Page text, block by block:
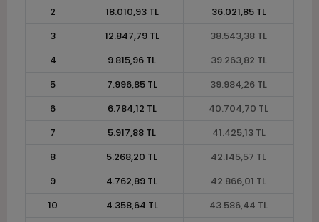
2
18.010,93 TL
36.021,85 TL
3
12.847,79 TL
38.543,38 TL
4
9.815,96 TL
39.263,82 TL
5
7.996,85 TL
39.984,26 TL
6
6.784,12 TL
40.704,70 TL
7
5.917,88 TL
41.425,13 TL
8
5.268,20 TL
42.145,57 TL
9
4.762,89 TL
42.866,01 TL
10
4.358,64 TL
43.586,44 TL